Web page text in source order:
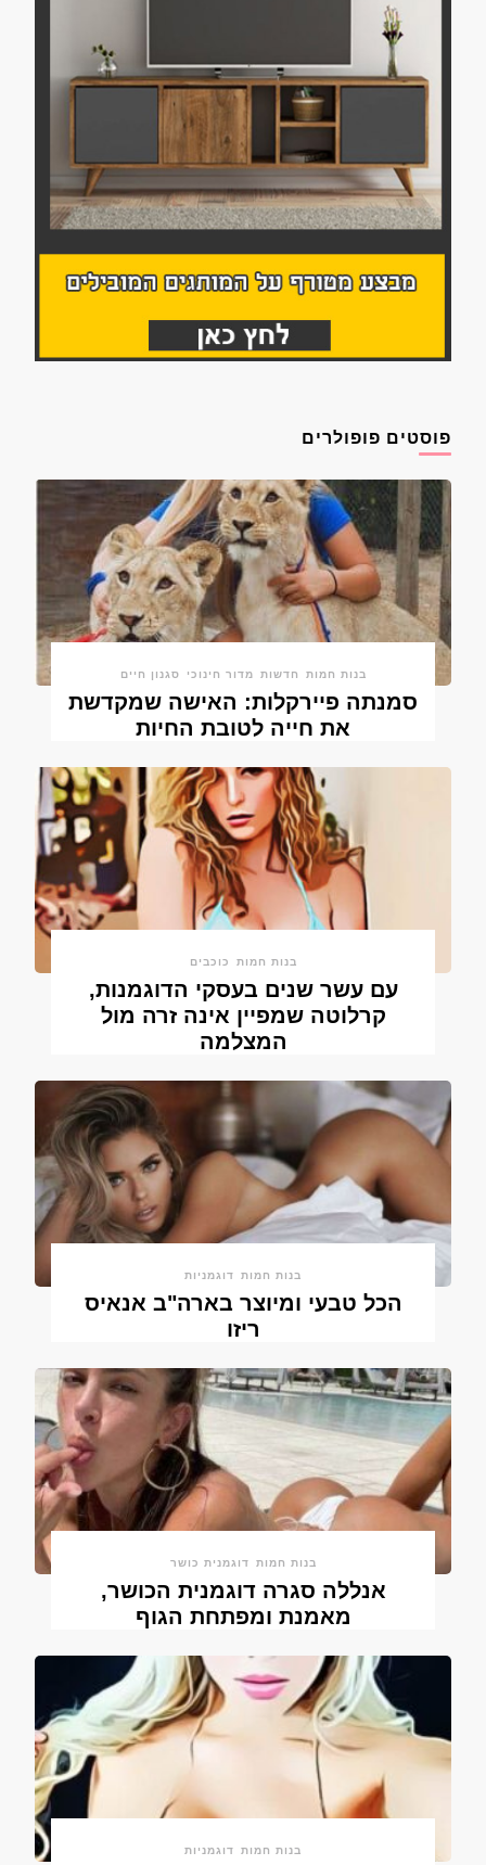
פוסטים פופולרים
בנות חמות חדשות מדור חינוכי סגנון חיים
סמנתה פיירקלות: האישה שמקדשת
את חייה לטובת החיות
בנות חמות כוכבים
עם עשר שנים בעסקי הדוגמנות,
קרלוטה שמפיין אינה זרה מול
המצלמה
בנות חמות דוגמניות
הכל טבעי ומיוצר בארה"ב אנאיס
ריזו
בנות חמות דוגמנית כושר
אנללה סגרה דוגמנית הכושר,
מאמנת ומפתחת הגוף
בנות חמות דוגמניות